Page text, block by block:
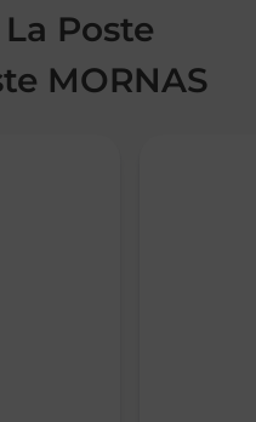
Poste
MORNAS